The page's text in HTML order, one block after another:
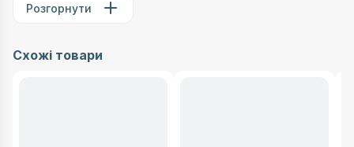
Розгорнути
Схожі товари